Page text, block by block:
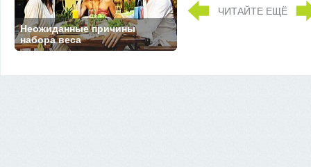
Неожиданные причины
набора веса
ЧИТАЙТЕ ЕЩЁ